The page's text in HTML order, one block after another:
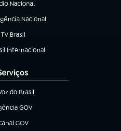
Nacional
Nacional
nova aba)
TV Brasil
(abre em nova aba)
Internacional
nova aba)
do Brasil
em nova aba)
GOV
em nova aba)
GOV
em nova aba)